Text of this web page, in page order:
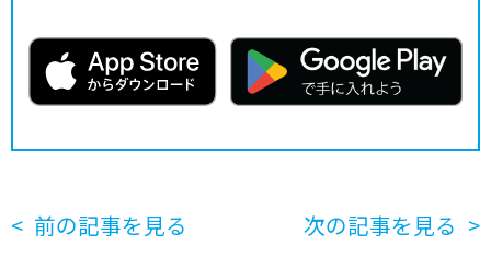
前の記事を見る 次の記事を見る